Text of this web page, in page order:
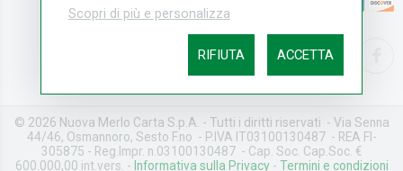
© 2026 Nuova Merlo Carta S.p.A. - Tutti i diritti riservati - Via Senna
44/46, Osmannoro, Sesto F.no - P.IVA IT03100130487 - REA FI-
305875 - Reg.Impr. n.03100130487 - Cap. Soc. Cap.Soc. €
600.000,00 int.vers. - Informativa sulla Privacy - Termini e condizioni
Scopri di più e personalizza
RIFIUTA ACCETTA